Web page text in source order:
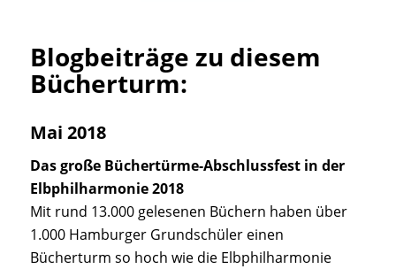
Blogbeiträge zu diesem
Bücherturm:
Mai 2018
Das große Büchertürme-Abschlussfest in der
Elbphilharmonie 2018
Mit rund 13.000 gelesenen Büchern haben über
1.000 Hamburger Grundschüler einen
Bücherturm so hoch wie die Elbphilharmonie